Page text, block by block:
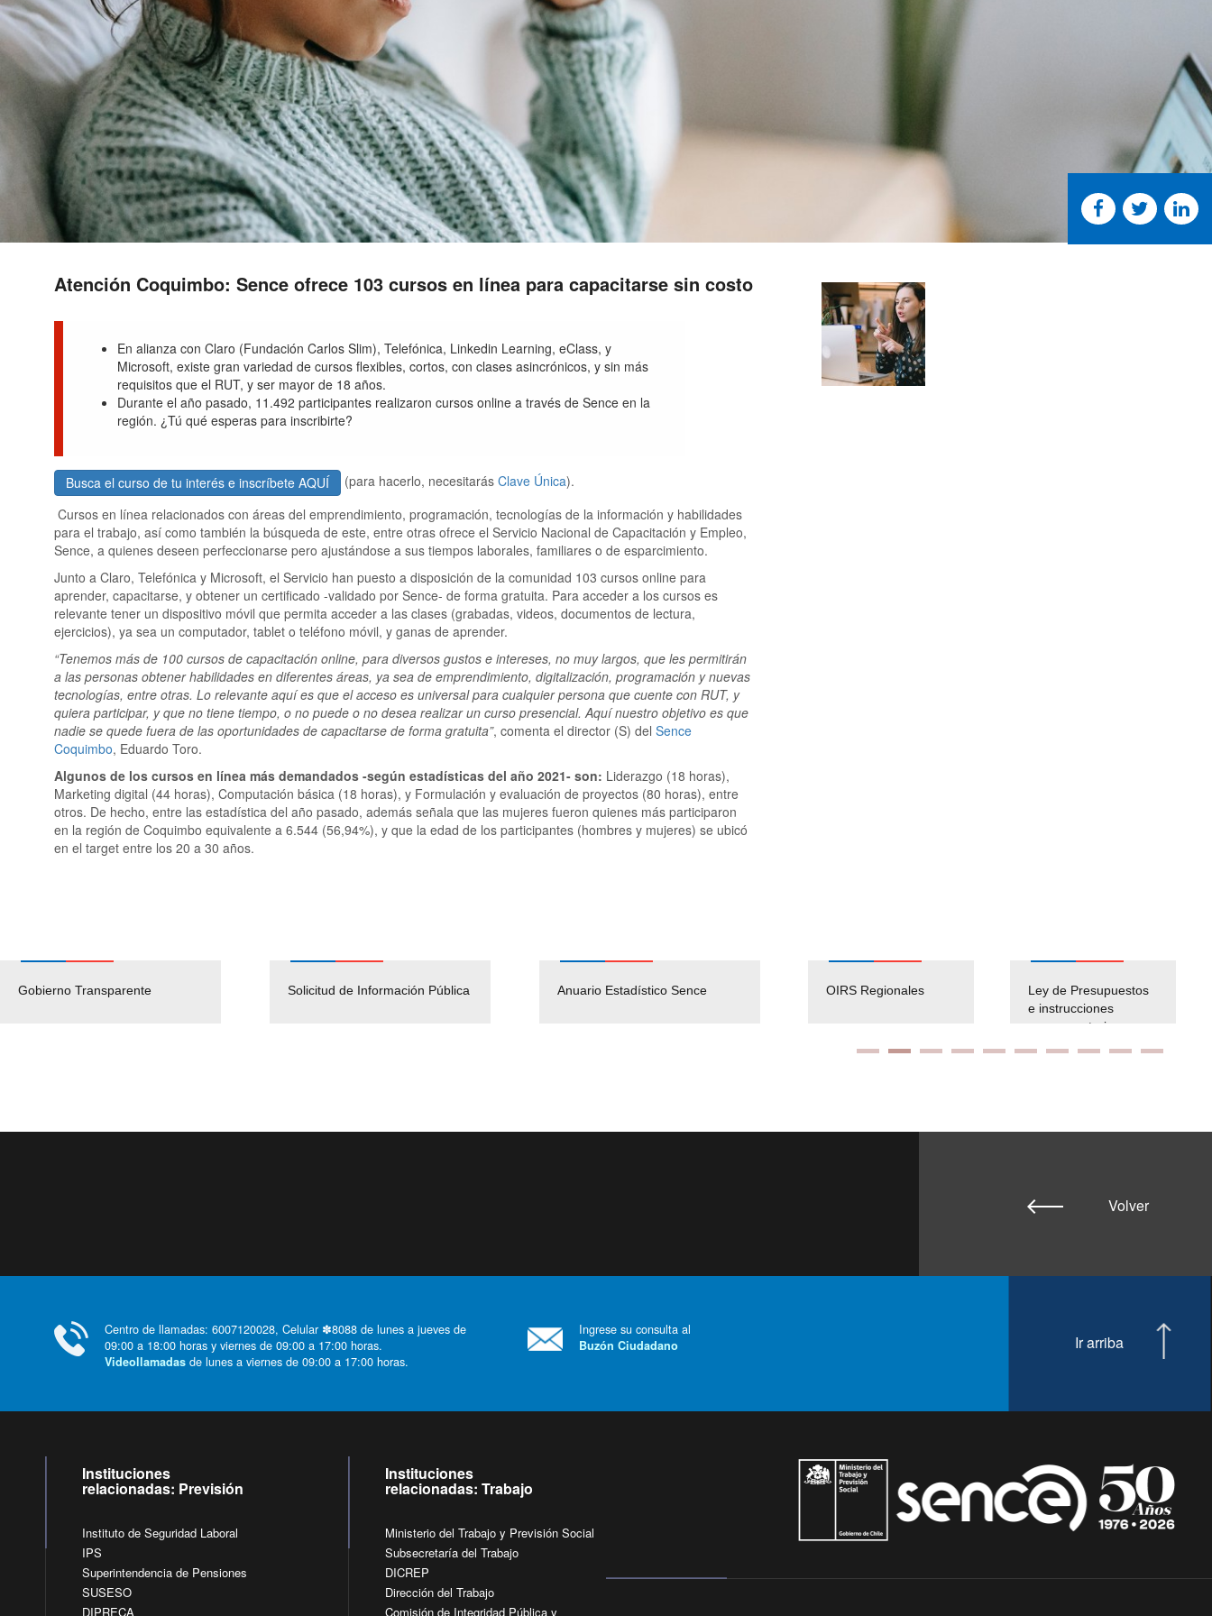
Atención Coquimbo: Sence ofrece 103 cursos en línea para capacitarse sin costo
En alianza con Claro (Fundación Carlos Slim), Telefónica, Linkedin Learning, eClass, y
Microsoft, existe gran variedad de cursos flexibles, cortos, con clases asincrónicos, y sin más
requisitos que el RUT, y ser mayor de 18 años.
Durante el año pasado, 11.492 participantes realizaron cursos online a través de Sence en la
región. ¿Tú qué esperas para inscribirte?
Busca el curso de tu interés e inscríbete AQUÍ (para hacerlo, necesitarás Clave Única).
Cursos en línea relacionados con áreas del emprendimiento, programación, tecnologías de la información y habilidades
para el trabajo, así como también la búsqueda de este, entre otras ofrece el Servicio Nacional de Capacitación y Empleo,
Sence, a quienes deseen perfeccionarse pero ajustándose a sus tiempos laborales, familiares o de esparcimiento.
Junto a Claro, Telefónica y Microsoft, el Servicio han puesto a disposición de la comunidad 103 cursos online para
aprender, capacitarse, y obtener un certificado -validado por Sence- de forma gratuita. Para acceder a los cursos es
relevante tener un dispositivo móvil que permita acceder a las clases (grabadas, videos, documentos de lectura,
ejercicios), ya sea un computador, tablet o teléfono móvil, y ganas de aprender.
“Tenemos más de 100 cursos de capacitación online, para diversos gustos e intereses, no muy largos, que les permitirán
a las personas obtener habilidades en diferentes áreas, ya sea de emprendimiento, digitalización, programación y nuevas
tecnologías, entre otras. Lo relevante aquí es que el acceso es universal para cualquier persona que cuente con RUT, y
quiera participar, y que no tiene tiempo, o no puede o no desea realizar un curso presencial. Aquí nuestro objetivo es que
nadie se quede fuera de las oportunidades de capacitarse de forma gratuita”, comenta el director (S) del Sence
Coquimbo, Eduardo Toro.
Algunos de los cursos en línea más demandados -según estadísticas del año 2021- son: Liderazgo (18 horas),
Marketing digital (44 horas), Computación básica (18 horas), y Formulación y evaluación de proyectos (80 horas), entre
otros. De hecho, entre las estadística del año pasado, además señala que las mujeres fueron quienes más participaron
en la región de Coquimbo equivalente a 6.544 (56,94%), y que la edad de los participantes (hombres y mujeres) se ubicó
en el target entre los 20 a 30 años.
Gobierno Transparente Solicitud de Información Pública Anuario Estadístico Sence
Pago Proveedores
Empleos Públicos
Solicitud Audiencias y
OIRS Regionales
Ley de Presupuestos
e instrucciones
presuspuetarias
Volver
Centro de llamadas: 6007120028, Celular ✽8088 de lunes a jueves de
09:00 a 18:00 horas y viernes de 09:00 a 17:00 horas.
Videollamadas de lunes a viernes de 09:00 a 17:00 horas.
Ingrese su consulta al
Buzón Ciudadano Ir arriba
Instituciones
relacionadas: Previsión
Instituto de Seguridad Laboral
IPS
Superintendencia de Pensiones
SUSESO
DIPRECA
Instituciones
relacionadas: Trabajo
Ministerio del Trabajo y Previsión Social
Subsecretaría del Trabajo
DICREP
Dirección del Trabajo
Comisión de Integridad Pública y